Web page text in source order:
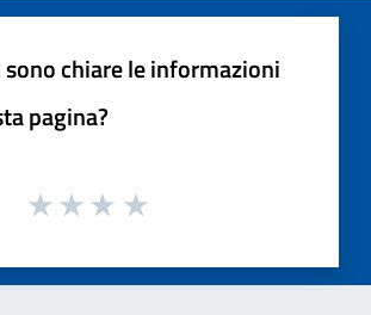
sono chiare le informazioni
pagina?